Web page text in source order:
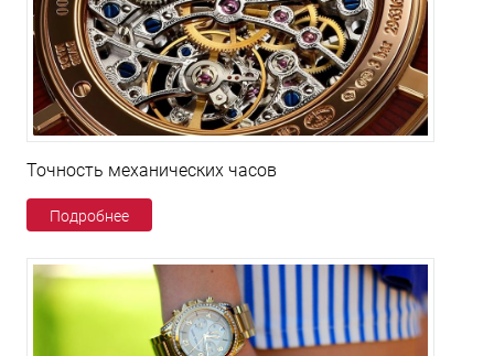
Точность механических часов
Подробнее